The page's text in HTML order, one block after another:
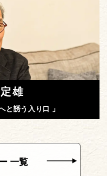
雄
と誘う入り口 」
一覧